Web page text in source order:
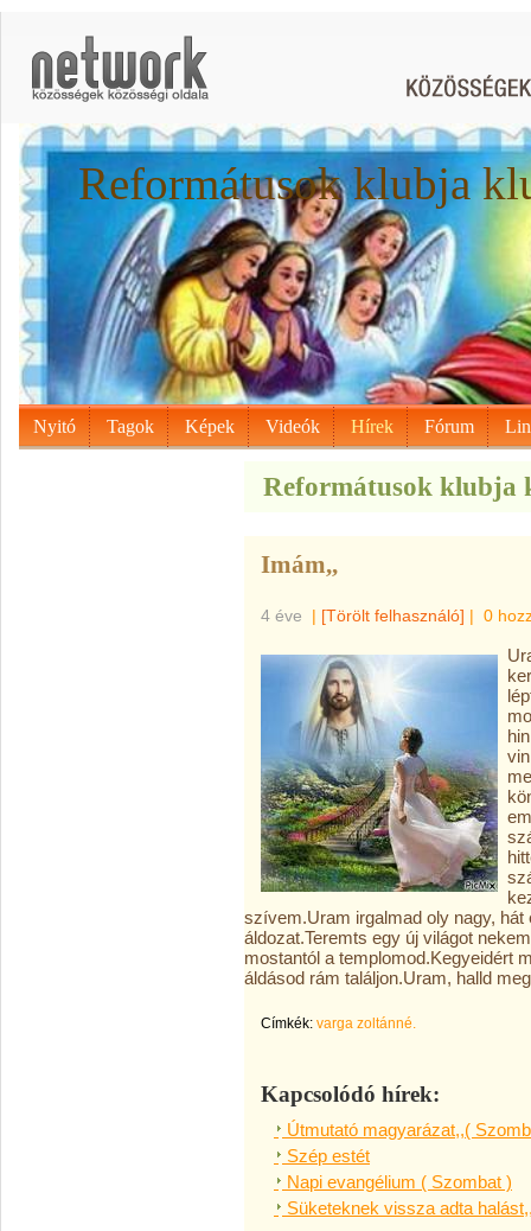
Reformátusok klubja
Nyitó Tagok Képek Videók Hírek Fórum
Reformátusok klubja
Imám,,
4 éve | [Törölt felhasználó] | 0
szívem.Uram irgalmad oly nagy,
áldozat.Teremts egy új világot
mostantól a templomod.Kegyeidért
áldásod rám találjon.Uram, halld
Címkék: varga zoltánné.
Kapcsolódó hírek:
Útmutató magyarázat,,(
Szép estét
Napi evangélium ( Szombat )
Süketeknek vissza adta